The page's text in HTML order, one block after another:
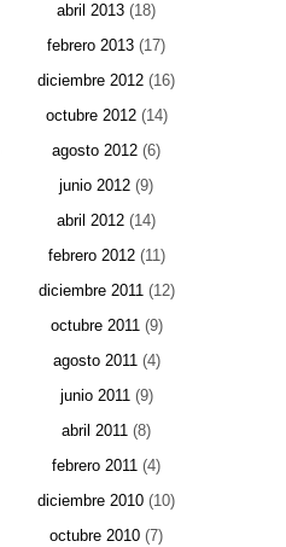
abril 2013 (18)
febrero 2013 (17)
diciembre 2012 (16)
octubre 2012(14)
agosto 2012 (6)
junio 2012 (9)
abril 2012 (14)
febrero 2012(11)
diciembre 2011(12)
octubre 2011(9)
agosto 2011(4)
junio 2011(9)
abril 2011 (8)
febrero 2011 (4)
diciembre 2010 (10)
octubre 2010 (7)